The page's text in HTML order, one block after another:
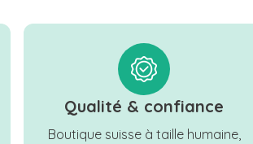
Qualité & confiance
Boutique suisse à taille humaine,